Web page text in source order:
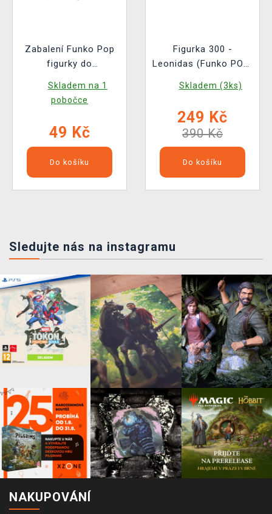
Zabalení Funko Pop
figurky do
(pro standardní
velikost Funko Pop!)
Skladem na 1
pobočce
49 Kč
Do košíku
Figurka 300 -
Leonidas (Funko POP!
Skladem (3ks)
249 Kč
390 Kč
Do košíku
Sledujte nás na instagramu
NAKUPOVÁNÍ